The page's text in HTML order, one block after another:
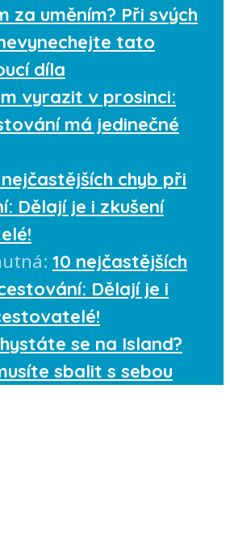
za uměním? Při svých
tato
díla
vyrazit v prosinci:
má jedinečné
nejčastějších chyb při
Dělají je i zkušení
: 10 nejčastějších
Dělají je i
se na Island?
sbalit s sebou